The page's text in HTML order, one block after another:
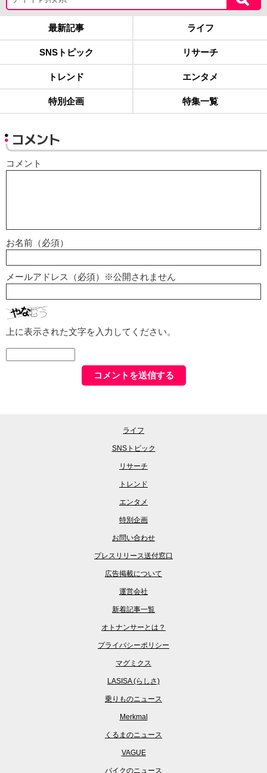
最新記事 ライフ
SNSトピック リサーチ
トレンド エンタメ
特別企画 特集一覧
コメント
コメント
お名前（必須）
メールアドレス（必須）※公開されません
上に表示された文字を入力してください。
ライフ
SNSトピック
リサーチ
トレンド
エンタメ
特別企画
お問い合わせ
プレスリリース送付窓口
広告掲載について
運営会社
新着記事一覧
オトナンサーとは？
プライバシーポリシー
マグミクス
LASISA (らしさ)
乗りものニュース
Merkmal
くるまのニュース
VAGUE
バイクのニュース